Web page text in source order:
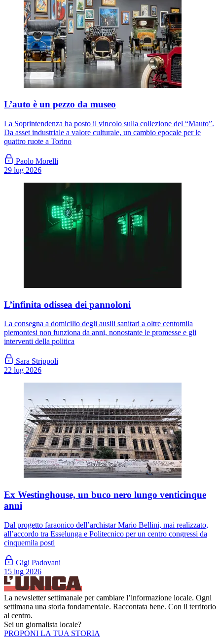
L’auto è un pezzo da museo
La Soprintendenza ha posto il vincolo sulla collezione del “Mauto”.
Da asset industriale a valore culturale, un cambio epocale per le
quattro ruote a Torino
Paolo Morelli
29 lug 2026
L’infinita odissea dei pannoloni
La consegna a domicilio degli ausili sanitari a oltre centomila
piemontesi non funziona da anni, nonostante le promesse e gli
interventi della politica
Sara Strippoli
22 lug 2026
Ex Westinghouse, un buco nero lungo venticinque
anni
Dal progetto faraonico dell’archistar Mario Bellini, mai realizzato,
all’accordo tra Esselunga e Politecnico per un centro congressi da
cinquemila posti
Gigi Padovani
15 lug 2026
La newsletter settimanale per cambiare l’informazione locale. Ogni
settimana una storia fondamentale. Raccontata bene. Con il territorio
al centro.
Sei un giornalista locale?
PROPONI LA TUA STORIA